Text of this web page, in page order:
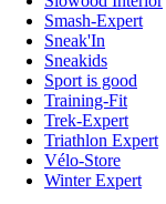
Smash-Expert
Sneak'In
Sneakids
Sport is good
Training-Fit
Trek-Expert
Triathlon Expert
Vélo-Store
Winter Expert